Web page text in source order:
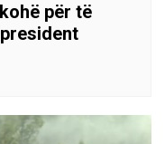
për të